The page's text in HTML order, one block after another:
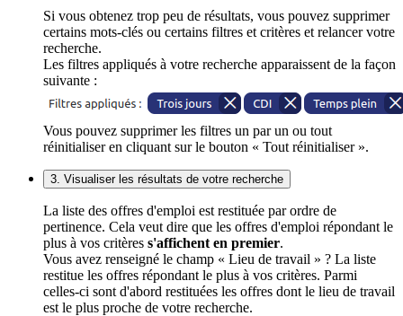
Si vous obtenez trop peu de résultats, vous pouvez supprimer
certains mots-clés ou certains filtres et critères et relancer votre
recherche.
Les filtres appliqués à votre recherche apparaissent de la façon
suivante :
Vous pouvez supprimer les filtres un par un ou tout
réinitialiser en cliquant sur le bouton « Tout réinitialiser ».
3. Visualiser les résultats de votre recherche
La liste des offres d'emploi est restituée par ordre de
pertinence. Cela veut dire que les offres d'emploi répondant le
plus à vos critères s'affichent en premier.
Vous avez renseigné le champ « Lieu de travail » ? La liste
restitue les offres répondant le plus à vos critères. Parmi
celles-ci sont d'abord restituées les offres dont le lieu de travail
est le plus proche de votre recherche.